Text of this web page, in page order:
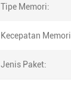
Tipe Memori:
Kecepatan
Jenis Paket: